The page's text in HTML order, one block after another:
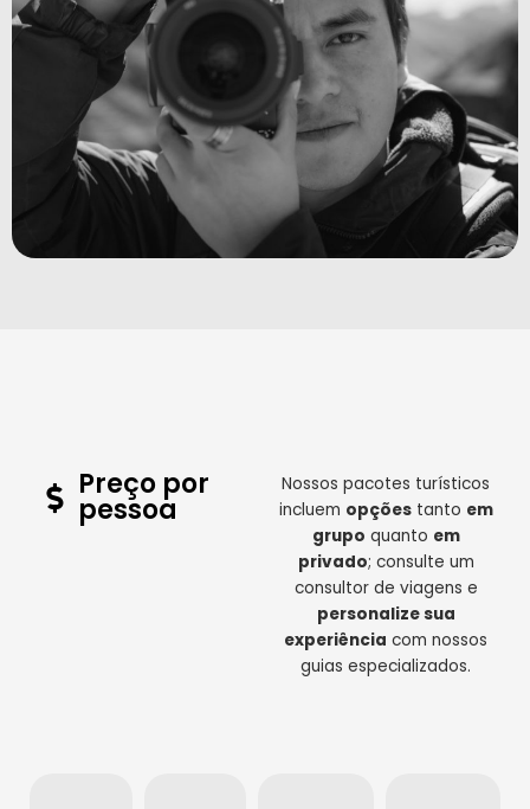
Preço por
pessoa
Nossos pacotes turísticos
incluem opçõestanto em
grupo quanto em
privado; consulte um
consultor de viagens e
personalize sua
experiência com nossos
guias especializados.